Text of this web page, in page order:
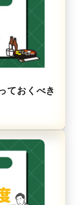
ておくべき